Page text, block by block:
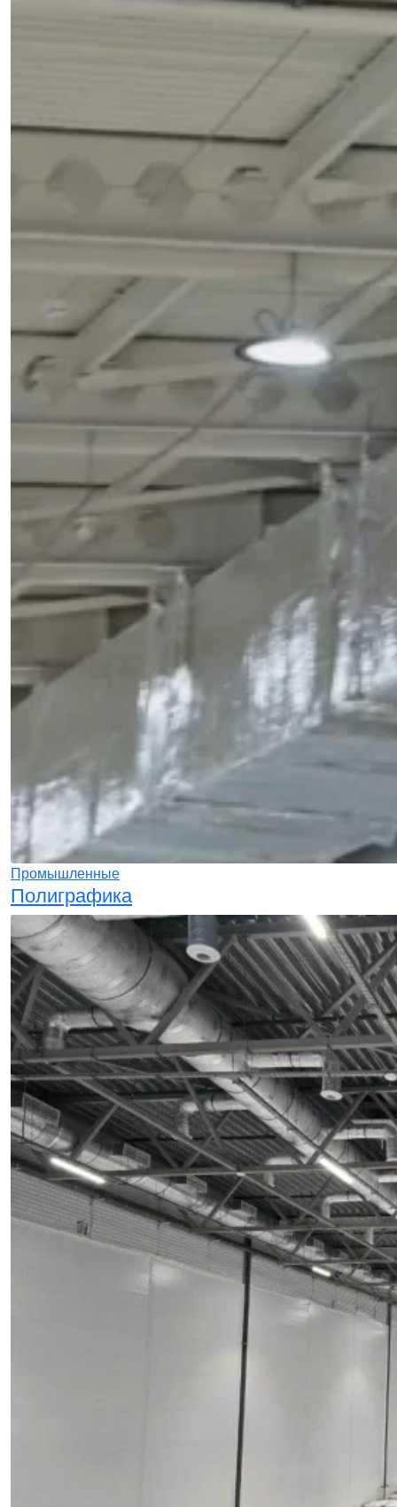
Промышленные
Полиграфика